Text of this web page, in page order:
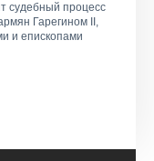
судебный процесс
Гарегином II,
и епископами